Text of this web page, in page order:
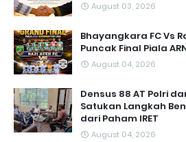
August 03, 2026
Bhayangkara FC Vs
Puncak Final Piala
August 04, 2026
Densus 88 AT Polri
Satukan Langkah
dari Paham IRET
August 04, 2026